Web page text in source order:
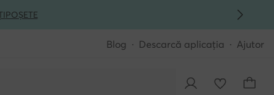
POȘETE
Blog Descarcă aplicația Ajutor